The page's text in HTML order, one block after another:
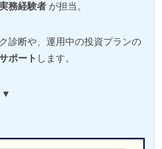
務経験者 が担当。
診断や、運用中の投資プランの
ポート します。
▼